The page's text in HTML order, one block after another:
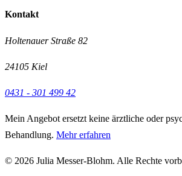
Kontakt
Holtenauer Straße 82
24105 Kiel
0431 - 301 499 42
Mein Angebot ersetzt keine ärztliche oder
Behandlung. Mehr erfahren
© 2026 Julia Messer-Blohm. Alle Rechte